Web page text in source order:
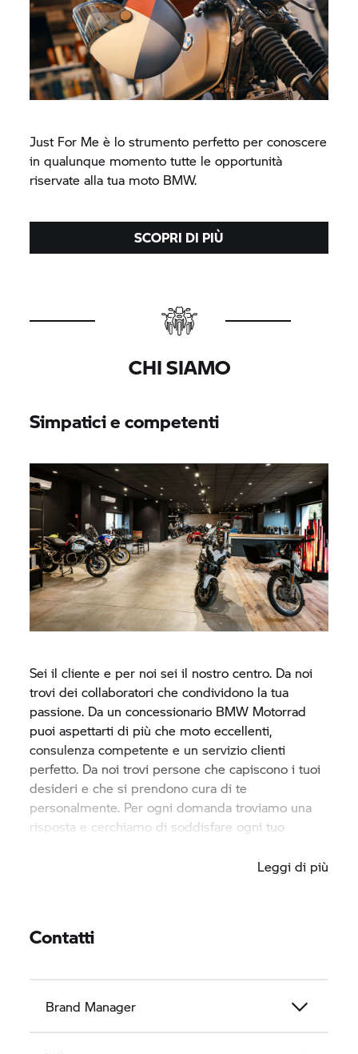
Just For Me è lo strumento perfetto per conoscere
in qualunque momento tutte le opportunità
riservate alla tua moto BMW.
SCOPRI DI PIÙ
CHI SIAMO
Simpatici e competenti
Sei il cliente e per noi sei il nostro centro. Da noi
trovi dei collaboratori che condividono la tua
passione. Da un concessionario BMW Motorrad
puoi aspettarti di più che moto eccellenti,
consulenza competente e un servizio clienti
perfetto. Da noi trovi persone che capiscono i tuoi
desideri e che si prendono cura di te
personalmente. Per ogni domanda troviamo una
risposta e cerchiamo di soddisfare ogni tuo
Leggi di più
Contatti
Brand Manager